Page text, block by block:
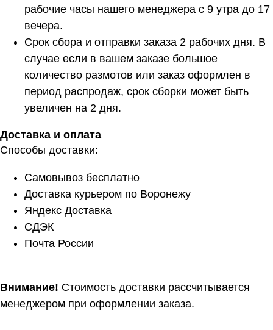
рабочие часы нашего менеджера с 9 утра до 17
вечера.
Срок сбора и отправки заказа 2 рабочих дня. В
случае если в вашем заказе большое
количество размотов или заказ оформлен в
период распродаж, срок сборки может быть
увеличен на 2 дня.
Доставка и оплата
Способы доставки:
Самовывоз бесплатно
Доставка курьером по Воронежу
Яндекс Доставка
СДЭК
Почта России
Внимание! Стоимость доставки рассчитывается
менеджером при оформлении заказа.